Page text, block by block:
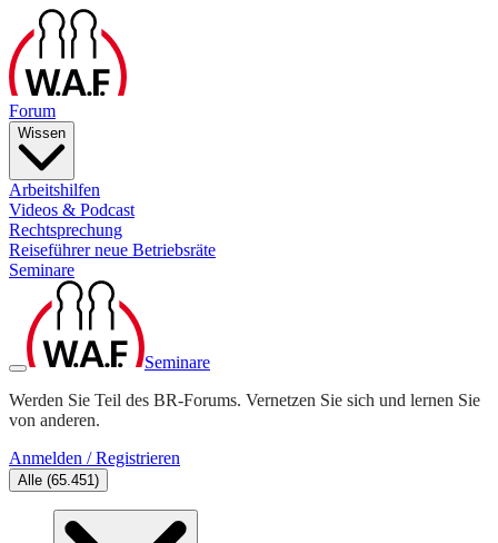
Forum
Wissen
Arbeitshilfen
Videos & Podcast
Rechtsprechung
Reiseführer neue Betriebsräte
Seminare
Seminare
Werden Sie Teil des BR-Forums. Vernetzen Sie sich und lernen Sie
von anderen.
Anmelden / Registrieren
Alle (65.451)